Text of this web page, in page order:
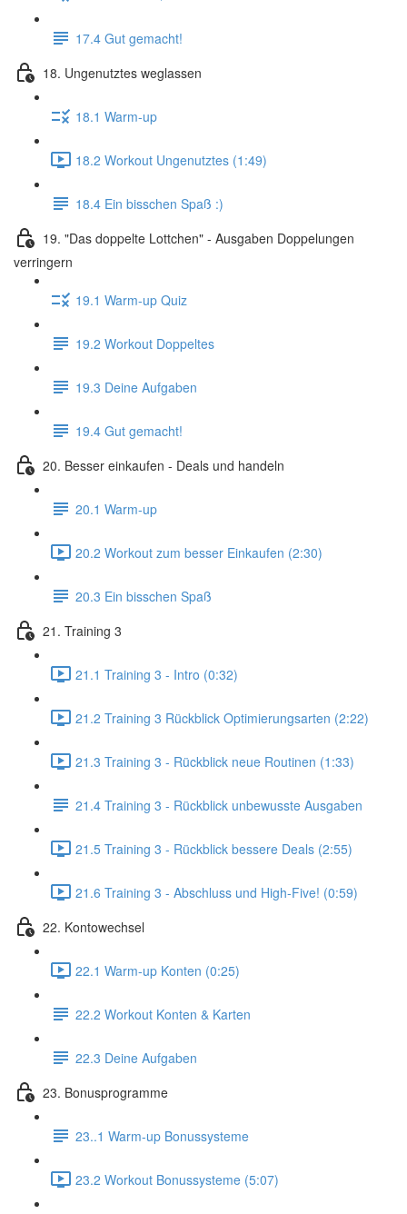
17.4 Gut gemacht!
18. Ungenutztes weglassen
18.1 Warm-up
18.2 Workout Ungenutztes (1:49)
18.4 Ein bisschen Spaß :)
19. "Das doppelte Lottchen" - Ausgaben Doppelungen
verringern
19.1 Warm-up Quiz
19.2 Workout Doppeltes
19.3 Deine Aufgaben
19.4 Gut gemacht!
20. Besser einkaufen - Deals und handeln
20.1 Warm-up
20.2 Workout zum besser Einkaufen (2:30)
20.3 Ein bisschen Spaß
21. Training 3
21.1 Training 3 - Intro (0:32)
21.2 Training 3 Rückblick Optimierungsarten (2:22)
21.3 Training 3 - Rückblick neue Routinen (1:33)
21.4 Training 3 - Rückblick unbewusste Ausgaben
21.5 Training 3 - Rückblick bessere Deals (2:55)
21.6 Training 3 - Abschluss und High-Five! (0:59)
22. Kontowechsel
22.1 Warm-up Konten (0:25)
22.2 Workout Konten & Karten
22.3 Deine Aufgaben
23. Bonusprogramme
23..1 Warm-up Bonussysteme
23.2 Workout Bonussysteme (5:07)